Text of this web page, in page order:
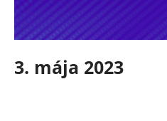
3. mája 2023